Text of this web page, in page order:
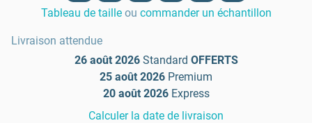
Tableau de taille ou commander un échantillon
Livraison attendue
26 août 2026 Standard OFFERTS
25 août 2026 Premium
20 août 2026 Express
Calculer la date de livraison